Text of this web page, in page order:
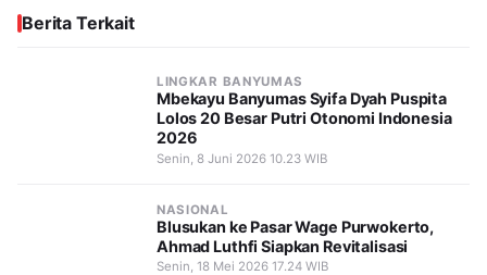
Berita Terkait
LINGKAR BANYUMAS
Mbekayu Banyumas Syifa Dyah Puspita
Lolos 20 Besar Putri Otonomi Indonesia
2026
Senin, 8 Juni 2026 10.23 WIB
NASIONAL
Blusukan ke Pasar Wage Purwokerto,
Ahmad Luthfi Siapkan Revitalisasi
Senin, 18 Mei 2026 17.24 WIB